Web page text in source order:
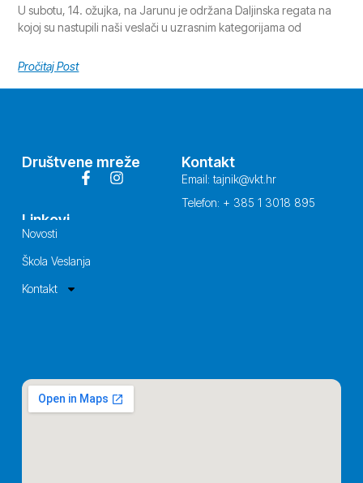
U subotu, 14. ožujka, na Jarunu je održana Daljinska regata na
kojoj su nastupili naši veslači u uzrasnim kategorijama od
Pročitaj Post
Društvene mreže Kontakt
Email: tajnik@vkt.hr
Telefon: + 385 1 3018 895
Linkovi
Novosti
Škola Veslanja
Kontakt